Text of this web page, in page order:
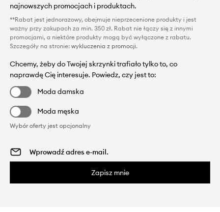
najnowszych promocjach i produktach.
**Rabat jest jednorazowy, obejmuje nieprzecenione produkty i jest
ważny przy zakupach za min. 350 zł. Rabat nie łączy się z innymi
promocjami, a niektóre produkty mogą być wyłączone z rabatu.
Szczegóły na stronie: wykluczenia z promocji.
Chcemy, żeby do Twojej skrzynki trafiało tylko to, co
naprawdę Cię interesuje. Powiedz, czy jest to:
Moda damska
Moda męska
Wybór oferty jest opcjonalny
Zapisz mnie